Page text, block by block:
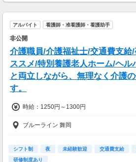
・夜勤1回につき6,000円
・昇給（年1回）
・交通費全額支給
・時間外手当
・年末年始手当
・処遇改善加算一時金支給
試用期間：2週間
時給
1,225円〜
アルバイト 看護師・准看護師・看護助手
非公開
介護職員/介護福祉士/交通費支給
ススメ/特別養護老人ホーム/ヘ
と両立しながら、無理なく介護
す。
時給：1250円～1300円
ブルーライン 舞岡
シフト制 夜 未経験歓迎 交通費支給
研修制度あり